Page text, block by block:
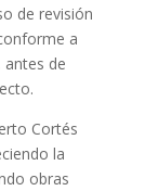
de revisión
a
antes de
Cortés
la
obras